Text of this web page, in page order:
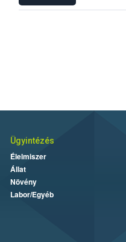
Ügyintézés
Élelmiszer
Állat
Növény
Labor/Egyéb